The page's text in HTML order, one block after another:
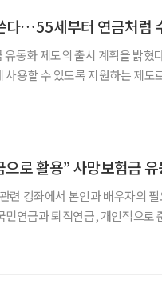
다…55세부터 연금처럼
동화 제도의 출시 계획을 밝혔
용할 수 있도록 지원하는 제도
로 활용” 사망보험금
련 강좌에서 본인과 배우자의
민연금과 퇴직연금, 개인적으로